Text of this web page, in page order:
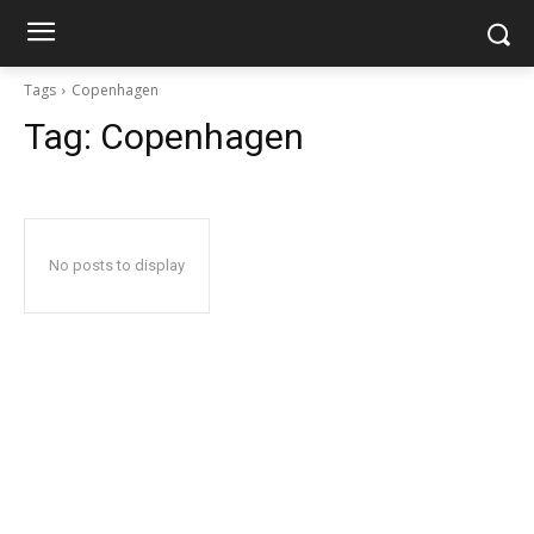
Tags Copenhagen
Tag: Copenhagen
No posts to display